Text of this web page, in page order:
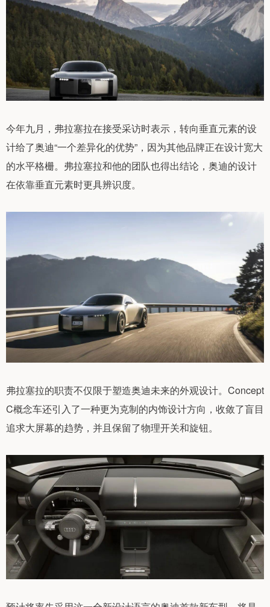
今年九月，弗拉塞拉在接受采访时表示，转向垂直元素的设
计给了奥迪“一个差异化的优势”，因为其他品牌正在设计宽大
的水平格栅。弗拉塞拉和他的团队也得出结论，奥迪的设计
在依靠垂直元素时更具辨识度。
弗拉塞拉的职责不仅限于塑造奥迪未来的外观设计。Concept
C概念车还引入了一种更为克制的内饰设计方向，收敛了盲目
追求大屏幕的趋势，并且保留了物理开关和旋钮。